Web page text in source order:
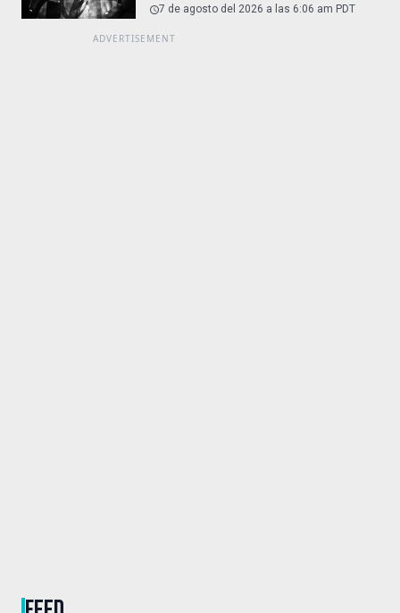
7 de agosto del 2026 a las 6:06 am PDT